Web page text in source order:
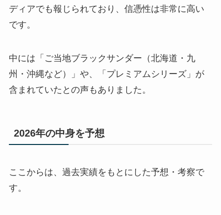
ディアでも報じられており、信憑性は非常に高い
です。
中には「ご当地ブラックサンダー（北海道・九
州・沖縄など）」や、「プレミアムシリーズ」が
含まれていたとの声もありました。
2026年の中身を予想
ここからは、過去実績をもとにした予想・考察で
す。